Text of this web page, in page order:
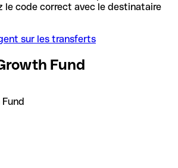
le code correct avec le destinataire
sur les transferts
Fund